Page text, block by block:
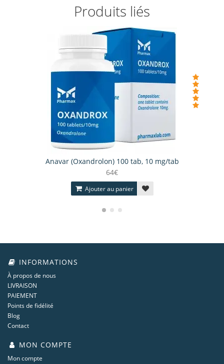
Produits liés
Anavar (Oxandrolon) 100 tab, 10 mg/tab
64€
Ajouter au panier
INFORMATIONS
À propos de nous
LIVRAISON
PAIEMENT
Points de fidélité
Blog
Contact
MON COMPTE
Mon compte